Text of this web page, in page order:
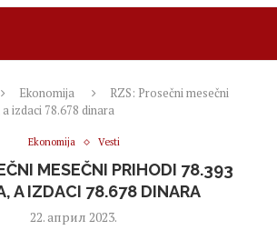
Ekonomija
RZS: Prosečni mesečni
izdaci 78.678 dinara
Ekonomija Vesti
MESEČNI PRIHODI 78.393
A IZDACI 78.678 DINARA
22. април 2023.